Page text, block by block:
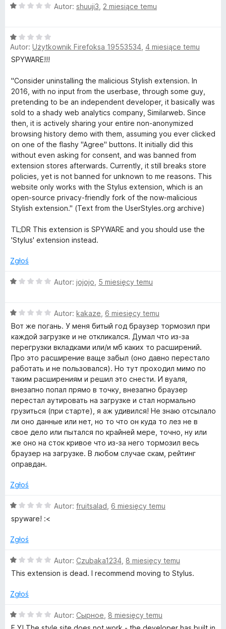
o
m
t
h
e
m
e
s
f
o
a
n
y
w
e
b
s
i
t
e
1
n
1
/
5
O
n
a
:
/
5
Autor: shuuji3 2 miesiące temu
O
c
e
a
1
/
5
Autor: Użytkownik Firefoksa 19553534 4 miesiące temu
SPYWARE!!!
"Consider uninstalling the malicious Stylish extension. In
2016, with no input from the userbase, through some guy,
pretending to be an independent developer, it basically was
sold to a shady web analytics company, Similarweb. Since
then, it is actively sharing your entire non-anonymized
browsing history demo with them, assuming you ever clicked
on one of the flashy "Agree" buttons. It initially did this
without even asking for consent, and was banned from
extension stores afterwards. Currently, it still breaks store
policies, yet is not banned for unknown to me reasons. This
website only works with the Stylus extension, which is an
open-source privacy-friendly fork of the now-malicious
Stylish extension." (Text from the UserStyles.org archive)
TL;DR This extension is SPYWARE and you should use the
'Stylus' extension instead.
Zgłoś
O
n
a
:
1
/
5
Autor: jojojo 5 miesięcy temu
O
c
e
n
a
:
1
/
5
Autor: kakaze 6 miesięcy temu
Вот же погань. У меня битый год браузер тормозил при
каждой загрузке и не откликался. Думал что из-за
перегрузки вкладками или/и мб каких то расширений.
Про это расширение ваще забыл (оно давно перестало
работать и не пользовался). Но тут проходил мимо по
таким расширениям и решил это снести. И вуаля,
внезапно попал прямо в точку, внезапно браузер
перестал аутировать на загрузке и стал нормально
грузиться (при старте), я аж удивился! Не знаю отсылало
ли оно данные или нет, но то что он куда то лез не в
свое дело или пытался по крайней мере, точно, ну или
же оно на сток кривое что из-за него тормозил весь
браузер на загрузке. В любом случае скам, рейтинг
оправдан.
Zgłoś
O
c
n
:
1
5
Autor: fruitsalad 6 miesięcy temu
spyware! :<
Zgłoś
O
c
n
:
1
Autor: Czubaka1234 8 miesięcy temu
This extension is dead. I recommend moving to Stylus.
Zgłoś
O
c
Autor: Сырное 8 miesięcy temu